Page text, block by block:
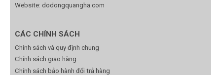
Website: dodongquangha.com
CÁC CHÍNH SÁCH
Chính sách và quy định chung
Chính sách giao hàng
Chính sách bảo hành đổi trả hàng